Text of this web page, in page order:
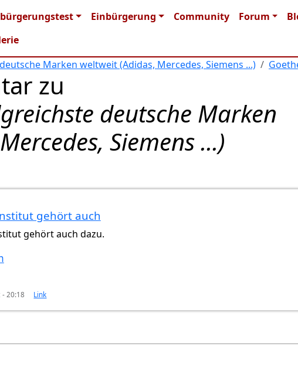
navigationEinbürgerung Community Forum
Marken weltweit (Adidas, Mercedes, Siemens ...)
zu
deutsche Marken
Siemens ...)
gehört auch
gehört auch dazu.
- 20:18 Link